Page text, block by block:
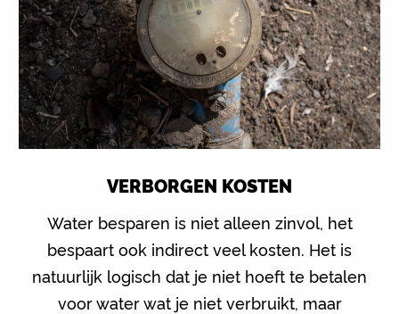
VERBORGEN KOSTEN
Water besparen is niet alleen zinvol, het
bespaart ook indirect veel kosten. Het is
natuurlijk logisch dat je niet hoeft te betalen
voor water wat je niet verbruikt, maar